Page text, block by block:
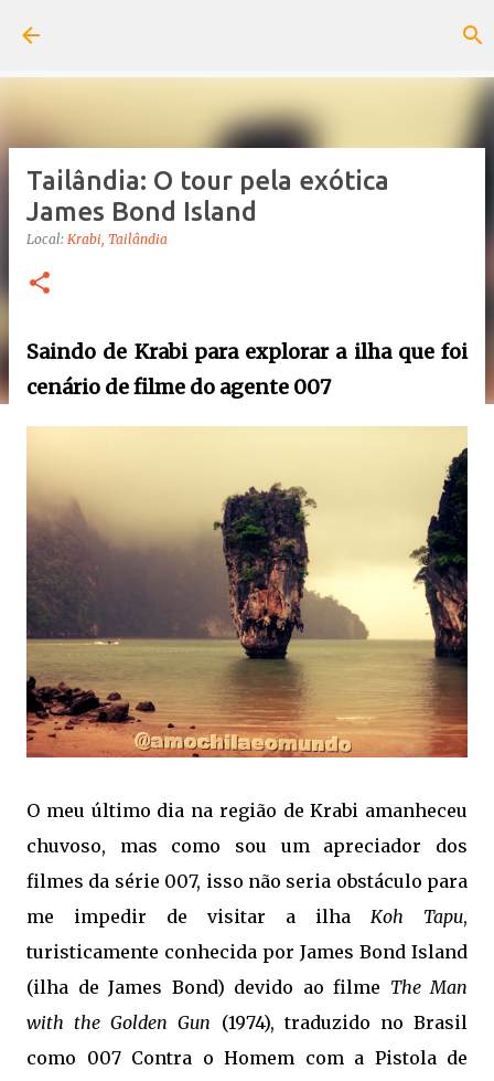
Tailândia: O tour pela exótica
James Bond Island
Local: Krabi, Tailândia
Saindo de Krabi para explorar a ilha que foi
cenário de filme do agente 007
O meu último dia na região de Krabi amanheceu
chuvoso, mas como sou um apreciador dos
filmes da série 007, isso não seria obstáculo para
me impedir de visitar a ilha Koh Tapu,
turisticamente conhecida por James Bond Island
(ilha de James Bond) devido ao filme The Man
with the Golden Gun (1974), traduzido no Brasil
como 007 Contra o Homem com a Pistola de